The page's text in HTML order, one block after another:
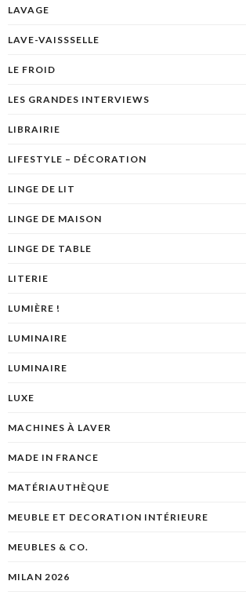
LAVAGE
LAVE-VAISSSELLE
LE FROID
LES GRANDES INTERVIEWS
LIBRAIRIE
LIFESTYLE – DÉCORATION
LINGE DE LIT
LINGE DE MAISON
LINGE DE TABLE
LITERIE
LUMIÈRE !
LUMINAIRE
LUMINAIRE
LUXE
MACHINES À LAVER
MADE IN FRANCE
MATÉRIAUTHÈQUE
MEUBLE ET DECORATION INTÉRIEURE
MEUBLES & CO.
MILAN 2026